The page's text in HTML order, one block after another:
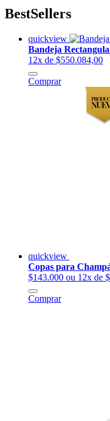
BestSellers
quickview
Bandeja
12x de $550.084,00
Comprar
quickview
Copas para
$143.000 ou 12x de
Comprar